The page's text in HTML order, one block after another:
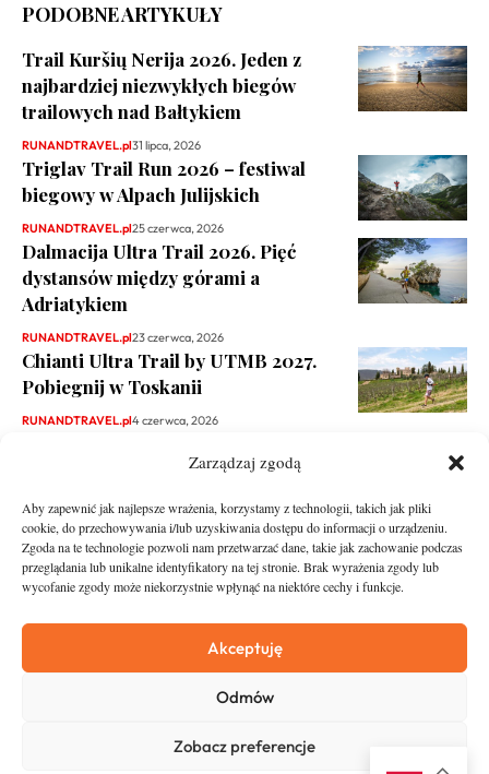
Zarządzaj zgodą
Aby zapewnić jak najlepsze wrażenia, korzystamy z technologii, takich jak pliki
cookie, do przechowywania i/lub uzyskiwania dostępu do informacji o urządzeniu.
Zgoda na te technologie pozwoli nam przetwarzać dane, takie jak zachowanie podczas
przeglądania lub unikalne identyfikatory na tej stronie. Brak wyrażenia zgody lub
wycofanie zgody może niekorzystnie wpłynąć na niektóre cechy i funkcje.
Akceptuję
Odmów
Zobacz preferencje
PODOBNE ARTYKUŁY
Trail Kuršių Nerija 2026. Jeden z
najbardziej niezwykłych biegów
trailowych nad Bałtykiem
RUNANDTRAVEL.pl31 lipca, 2026
Triglav Trail Run 2026 – festiwal
biegowy w Alpach Julijskich
RUNANDTRAVEL.pl25 czerwca, 2026
Dalmacija Ultra Trail 2026. Pięć
dystansów między górami a
Adriatykiem
RUNANDTRAVEL.pl23 czerwca, 2026
Chianti Ultra Trail by UTMB 2027.
Pobiegnij w Toskanii
RUNANDTRAVEL.pl4 czerwca, 2026
Asfalt
O nas
Zostań Patronem
Kontakt